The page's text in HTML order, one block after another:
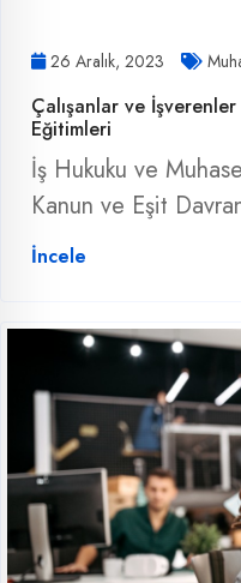
26 Aralık, 2023
Çalışanlar ve
Eğitimleri
İş Hukuku ve
Kanun ve Eşit
İncele